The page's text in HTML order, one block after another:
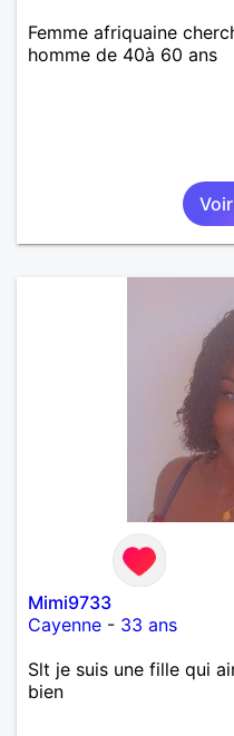
Femme afriquaine
homme de 40à 60 ans
Mimi9733
Cayenne - 33 ans
Slt je suis une fille qui
bien